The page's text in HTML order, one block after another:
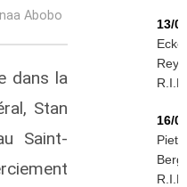
Abobo
dans la
Stan
Saint-
13/
R.I.P.
16/
Piet
R.I.P.